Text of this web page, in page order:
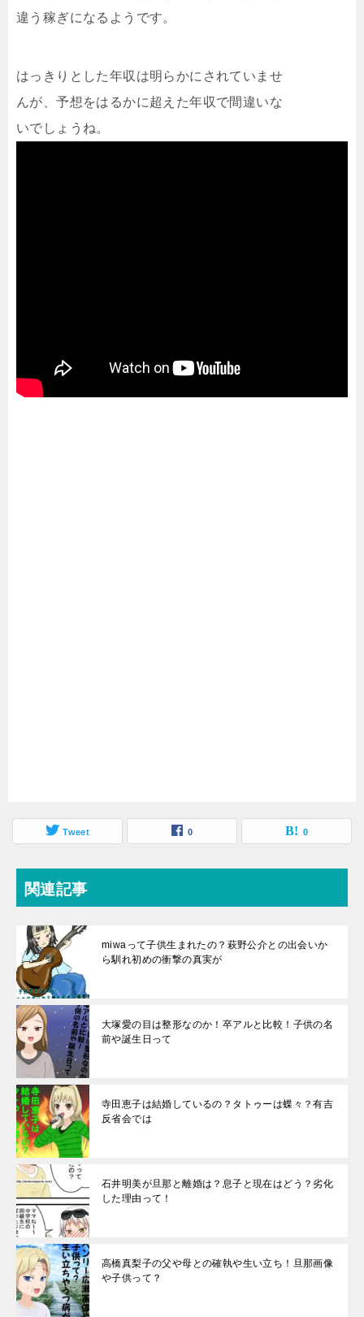
違う稼ぎになるようです。
はっきりとした年収は明らかにされていませ
んが、予想をはるかに超えた年収で間違いな
いでしょうね。
Tweet 0 0
関連記事
miwaって子供生まれたの？萩野公介との出会いか
ら馴れ初めの衝撃の真実が
大塚愛の目は整形なのか！卒アルと比較！子供の名
前や誕生日って
寺田恵子は結婚しているの？タトゥーは蝶々？有吉
反省会では
石井明美が旦那と離婚は？息子と現在はどう？劣化
した理由って！
高橋真梨子の父や母との確執や生い立ち！旦那画像
や子供って？